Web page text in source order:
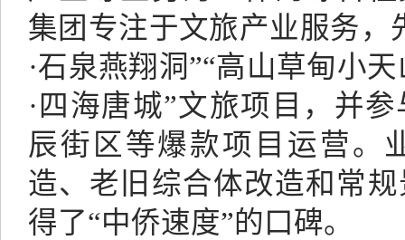
集团专注于文旅产业服务，
·石泉燕翔洞”“高山草甸小
·四海唐城”文旅项目，并
辰街区等爆款项目运营。
造、老旧综合体改造和常
得了“中侨速度”的口碑。